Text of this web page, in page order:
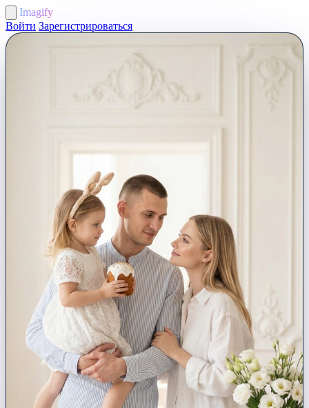
Imagify
Войти Зарегистрироваться